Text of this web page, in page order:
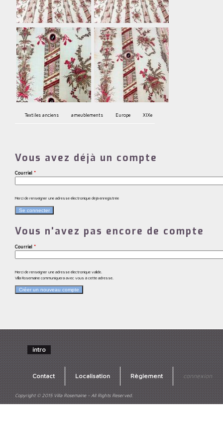
Textiles anciens ameublements Europe XIXe
Vous avez déjà un compte
Courriel *
Merci de renseigner une adresse électronique déjà enregistrée
Vous n'avez pas encore de compte
Courriel *
Merci de renseigner une adresse électronique valide.
Villa Rosemaine communiquera avec vous à cette adresse.
intro
Contact Localisation Règlement connexion
Copyright © 2015 Villa Rosemaine - All Rights Reserved.